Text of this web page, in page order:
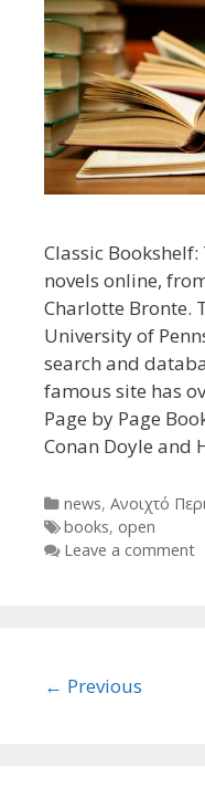
Classic
novels online,
Charlotte Bronte.
University of
search and
famous site has
Page by Page
Conan Doyle and
Categories
news, Ανοιχτό
Tags
books, open
Leave a comment
Post
← Previous